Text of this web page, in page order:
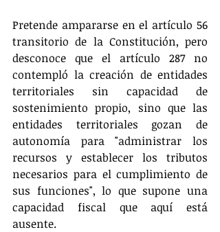
Pretende ampararse en el artículo 56
transitorio de la Constitución, pero
desconoce que el artículo 287 no
contempló la creación de entidades
territoriales sin capacidad de
sostenimiento propio, sino que las
entidades territoriales gozan de
autonomía para "administrar los
recursos y establecer los tributos
necesarios para el cumplimiento de
sus funciones", lo que supone una
capacidad fiscal que aquí está
ausente.